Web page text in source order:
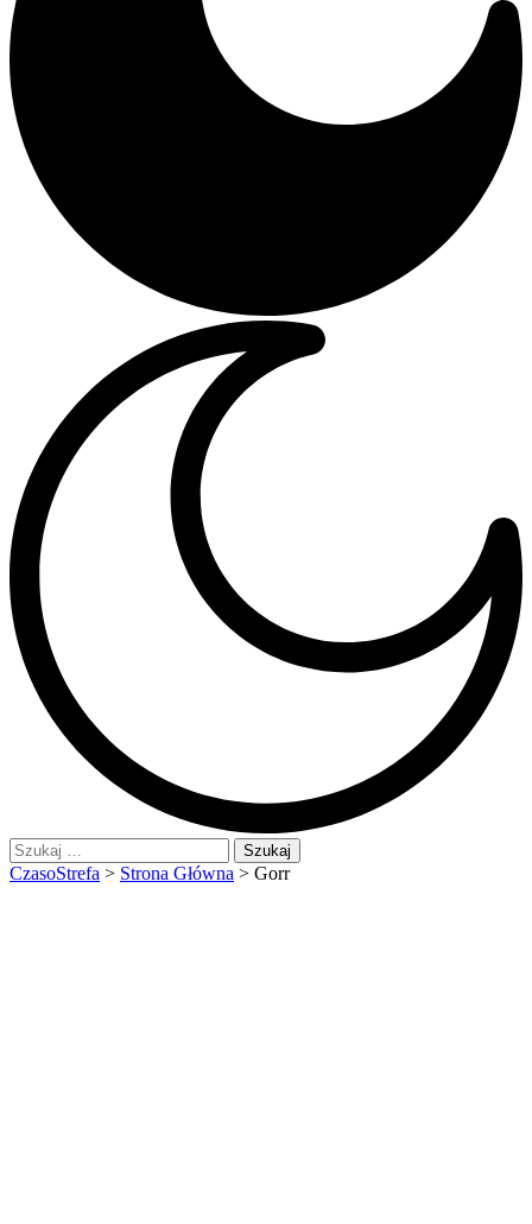
Szukaj:
CzasoStrefa > Strona Główna > Gorr